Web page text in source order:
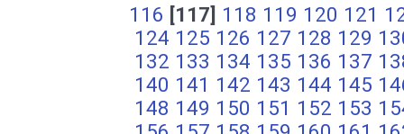
116 [117] 118 119 120 121
124 125 126 127 128 129
132 133 134 135 136 137
140 141 142 143 144 145
148 149 150 151 152 153